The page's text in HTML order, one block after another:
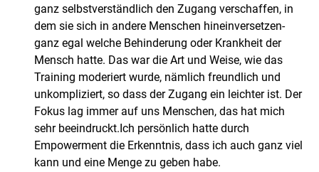
ganz selbstverständlich den Zugang verschaffen, in
dem sie sich in andere Menschen hineinversetzen-
ganz egal welche Behinderung oder Krankheit der
Mensch hatte. Das war die Art und Weise, wie das
Training moderiert wurde, nämlich freundlich und
unkompliziert, so dass der Zugang ein leichter ist. Der
Fokus lag immer auf uns Menschen, das hat mich
sehr beeindruckt.Ich persönlich hatte durch
Empowerment die Erkenntnis, dass ich auch ganz viel
kann und eine Menge zu geben habe.